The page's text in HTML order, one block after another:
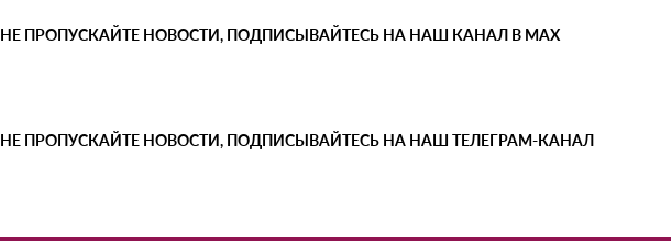
НЕ ПРОПУСКАЙТЕ НОВОСТИ, ПОДПИСЫВАЙТЕСЬ НА НАШ КАНАЛ В MAX
НЕ ПРОПУСКАЙТЕ НОВОСТИ, ПОДПИСЫВАЙТЕСЬ НА НАШ ТЕЛЕГРАМ-КАНАЛ